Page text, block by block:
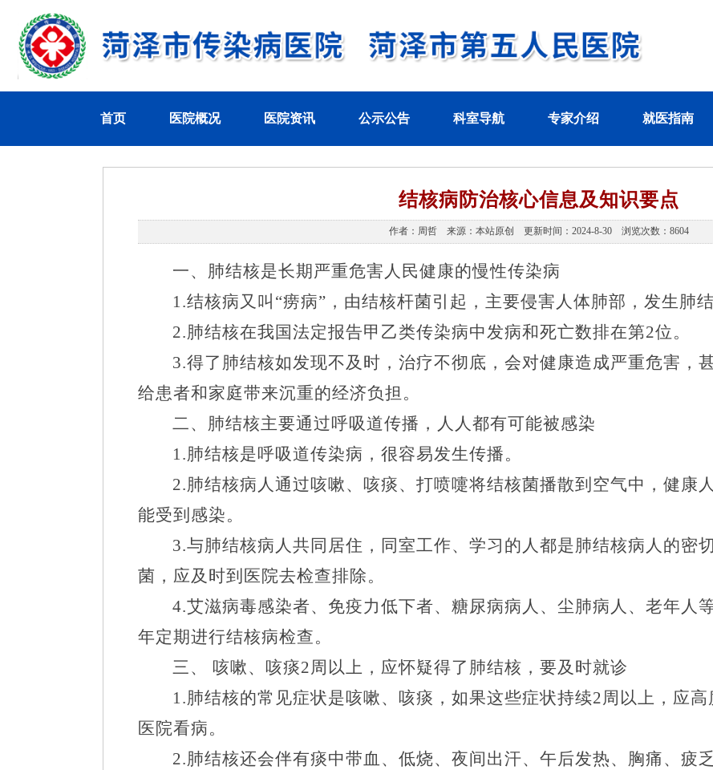
首页 医院概况 医院资讯 公示公告 科室导航 专家介绍 就医指南
结核病防治核心信息及知识要点
作者：周哲 来源：本站原创 更新时间：2024-8-30 浏览次数：8604
一、肺结核是长期严重危害人民健康的慢性传染病
1.结核病又叫“痨病”，由结核杆菌引起，主要侵害人体肺部，发生肺结
2.肺结核在我国法定报告甲乙类传染病中发病和死亡数排在第2位。
3.得了肺结核如发现不及时，治疗不彻底，会对健康造成严重危害，
给患者和家庭带来沉重的经济负担。
二、肺结核主要通过呼吸道传播，人人都有可能被感染
1.肺结核是呼吸道传染病，很容易发生传播。
2.肺结核病人通过咳嗽、咳痰、打喷嚏将结核菌播散到空气中，健康
能受到感染。
3.与肺结核病人共同居住，同室工作、学习的人都是肺结核病人的密
菌，应及时到医院去检查排除。
4.艾滋病毒感染者、免疫力低下者、糖尿病病人、尘肺病人、老年人
年定期进行结核病检查。
三、
咳嗽、咳痰2周以上，应怀疑得了肺结核，要及时就诊
1.肺结核的常见症状是咳嗽、咳痰，如果这些症状持续2周以上，应
医院看病。
2.肺结核还会伴有痰中带血、低烧、夜间出汗、午后发热、胸痛、疲